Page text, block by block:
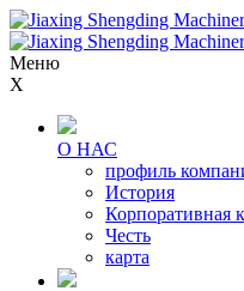
Меню
X
О НАС
профиль
История
Корпоративная
Честь
карта